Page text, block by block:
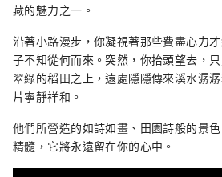
藏的魅力之一。
沿著小路漫步，你凝視著那些費盡心力
子不知從何而來。突然，你抬頭望去，
翠綠的稻田之上，遠處隱隱傳來溪水潺
片寧靜祥和。
他們所營造的如詩如畫、田園詩般的景
精髓，它將永遠留在你的心中。